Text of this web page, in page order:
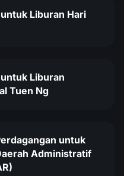
Liburan Hari
Liburan
Tuen Ng
untuk
Administratif